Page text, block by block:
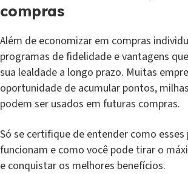
compras
Além de economizar em compras
programas de fidelidade e vantagens
sua lealdade a longo prazo. Muitas
oportunidade de acumular pontos,
podem ser usados em futuras compras.
Só se certifique de entender como
funcionam e como você pode tirar o
e conquistar os melhores benefícios.